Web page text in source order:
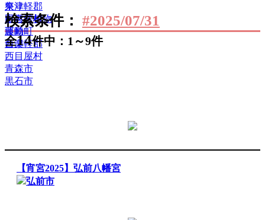
祭り
自然・植物
運動
音楽
東津軽郡
田舎館村
藤崎町
西津軽郡
西目屋村
青森市
黒石市
検索条件： #2025/07/31
全14件中：1～9件
【宵宮2025】弘前八幡宮
弘前市